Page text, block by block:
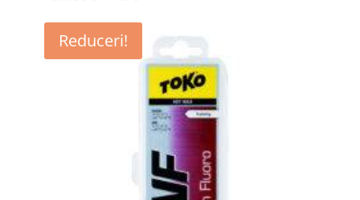
Reduceri!